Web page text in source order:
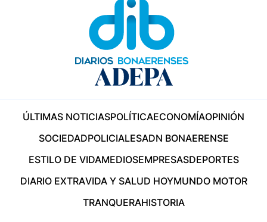
ÚLTIMAS NOTICIASPOLÍTICAECONOMÍAOPINIÓN
SOCIEDADPOLICIALESADN BONAERENSE
ESTILO DE VIDAMEDIOSEMPRESASDEPORTES
DIARIO EXTRAVIDA Y SALUD HOYMUNDO MOTOR
TRANQUERAHISTORIA